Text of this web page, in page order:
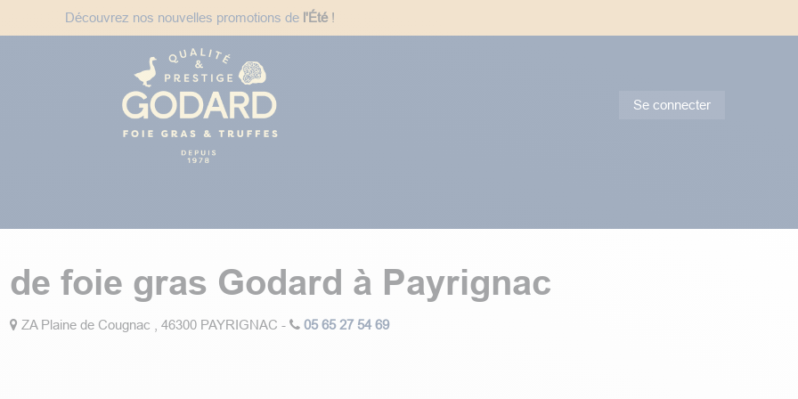
Découvrez nos nouvelles promotions de l'Été!
uniquement
Se connecter
foie gras Godard à Payrignac
ZA Plaine de Cougnac , 46300 PAYRIGNAC - 05 65 27 54 69